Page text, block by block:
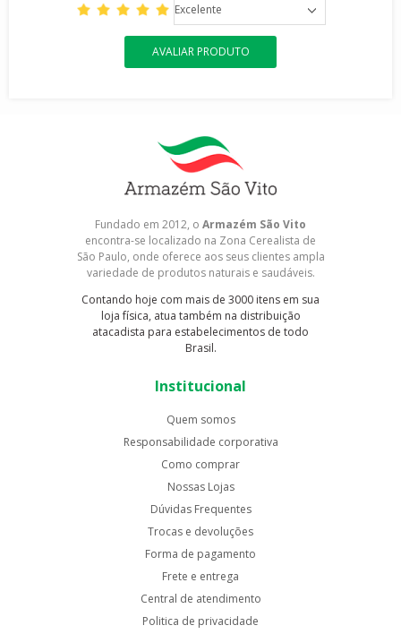
Excelente
AVALIAR PRODUTO
Fundado em 2012, o Armazém São Vito
encontra-se localizado na Zona Cerealista de
São Paulo, onde oferece aos seus clientes ampla
variedade de produtos naturais e saudáveis.
Contando hoje com mais de 3000 itens em sua
loja física, atua também na distribuição
atacadista para estabelecimentos de todo
Brasil.
Institucional
Quem somos
Responsabilidade corporativa
Como comprar
Nossas Lojas
Dúvidas Frequentes
Trocas e devoluções
Forma de pagamento
Frete e entrega
Central de atendimento
Politica de privacidade